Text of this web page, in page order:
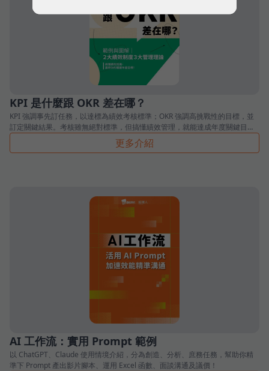
KPI 是什麼跟 OKR 差在哪？
KPI 強調事先訂任務，以達標為績效考核標準；OKR 強調高挑戰性的目標，並
訂定關鍵結果。考核雖無絕對標準，但搞懂績效管理，就能達成年度關鍵目
標。
更多介紹
AI 工作流：實用 Prompt 範例
以 ChatGPT、Claude 使用情境介紹，分為創造、分析、庶務任務，幫助你精
準下 Prompt 產出影片腳本、運用 Excel 函數、面談溝通及議價！